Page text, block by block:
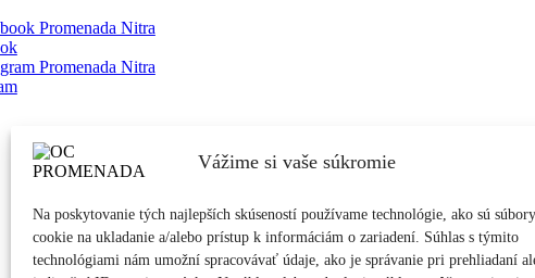
Vážime si vaše súkromie
Na poskytovanie tých najlepších skúseností používame technológie, ako sú súbory
cookie na ukladanie a/alebo prístup k informáciám o zariadení. Súhlas s týmito
technológiami nám umožní spracovávať údaje, ako je správanie pri prehliadaní